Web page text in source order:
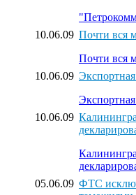
10.06.09 Почти вся
Почти вся
10.06.09
10.06.09
05.06.09 ФТС